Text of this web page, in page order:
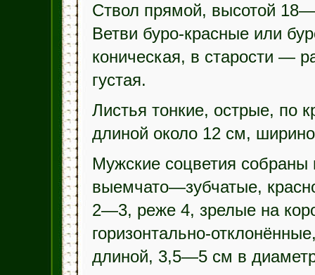
Ствол прямой, высотой
Ветви буро-красные или
коническая, в старости —
густая.
Листья тонкие, острые, по
длиной около 12 см,
Мужские соцветия собраны
выемчато—зубчатые,
2—3, реже 4, зрелые на
горизонтально-
длиной, 3,5—5 см в